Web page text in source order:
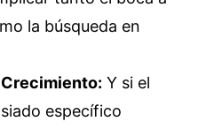
la búsqueda en
Y si el
específico